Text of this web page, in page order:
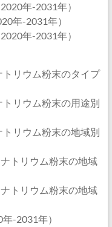
年-2031年）
年-2031年）
年-2031年）
リウム粉末のタイプ
リウム粉末の用途別
リウム粉末の地域別
トリウム粉末の地域
トリウム粉末の地域
-2031年）